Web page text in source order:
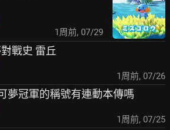
1周前, 07/29
戰史 雷丘
1周前, 07/26
夢冠軍的稱號有連動本傳嗎
1周前, 07/25